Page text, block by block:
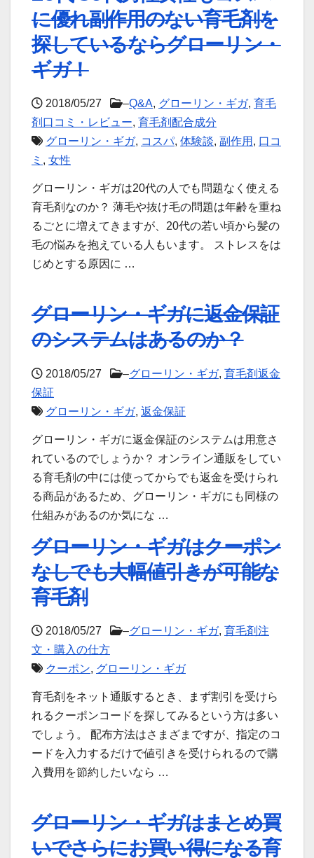
に優れ副作用のない育毛剤を
探しているならグローリン・
ギガ！
2018/05/27 –Q&A, グローリン・ギガ, 育毛
剤口コミ・レビュー, 育毛剤配合成分
グローリン・ギガ, コスパ, 体験談, 副作用 , 口コ
ミ , 女性
グローリン・ギガは20代の人でも問題なく使える
育毛剤なのか？ 薄毛や抜け毛の問題は年齢を重ね
るごとに増えてきますが、20代の若い頃から髪の
毛の悩みを抱えている人もいます。 ストレスをは
じめとする原因に …
グローリン・ギガに返金保証
のシステムはあるのか？
2018/05/27 –グローリン・ギガ, 育毛剤返金
保証
グローリン・ギガ, 返金保証
グローリン・ギガに返金保証のシステムは用意さ
れているのでしょうか？ オンライン通販をしてい
る育毛剤の中には使ってからでも返金を受けられ
る商品があるため、グローリン・ギガにも同様の
仕組みがあるのか気にな …
グローリン・ギガはクーポン
なしでも大幅値引きが可能な
育毛剤
2018/05/27 –グローリン・ギガ, 育毛剤注
文・購入の仕方
クーポン, グローリン・ギガ
育毛剤をネット通販するとき、まず割引を受けら
れるクーポンコードを探してみるという方は多い
でしょう。 配布方法はさまざまですが、指定のコ
ードを入力するだけで値引きを受けられるので購
入費用を節約したいなら …
グローリン・ギガはまとめ買
いでさらにお買い得になる育